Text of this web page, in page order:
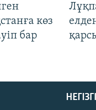
көз
бар